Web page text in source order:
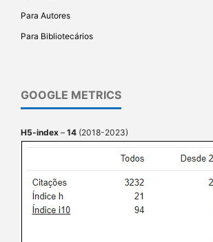
Para Autores
Para Bibliotecários
GOOGLE METRICS
H5-index – 14 (2018-2023)